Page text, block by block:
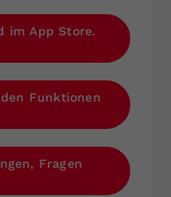
im App Store.
Funktionen
Fragen